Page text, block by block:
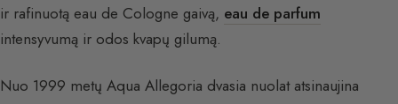
ir rafinuotą eau de Cologne gaivą, eau de parfum
intensyvumą ir odos kvapų gilumą.
Nuo 1999 metų Aqua Allegoria dvasia nuolat atsinaujina